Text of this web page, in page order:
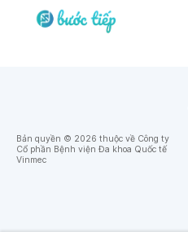
Bản quyền © 2026 thuộc về Công ty
Cổ phần Bệnh viện Đa khoa Quốc tế
Vinmec